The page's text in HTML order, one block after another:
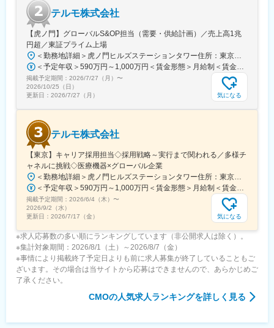
■仕事の魅力：
治療部位や手順に合わせて多様な製品を展開する中で、患者さん
には治療効果とQOLの向上を、ドクターには手技において最大限
のパフォーマンスを発揮できる製品を提供することを目指してい
ます。中でもMRは製品情報提供のみならず、販売した医療機器が
安全に使用されるために研修会を開催しり、使用にあたってのト
レーニングの機会を提供するなど重要な役割を担っているため、
やりがいを感じられます。
テルモ株式会社
【虎ノ門】グローバルS&OP担当（需要・供給計画）／売上高1兆
円超／東証プライム上場
＜勤務地詳細＞虎ノ門ヒルズステーションタワー住所：東京都港区虎ノ門２丁目６－１ 虎ノ門ヒルズ ステーションタワー 受動喫煙対策：敷地内喫煙可能場所あり変更の範囲：会社の定める事業所
＜予定年収＞590万円～1,000万円＜賃金形態＞月給制＜賃金内訳＞月額（基本給）：279,000円～534,000円＜月給＞279,000円～534,000円＜昇給有無＞有＜残業手当＞有＜給与補足＞※上記年収はあくまでも目安の金額であり、選考を通じて経験、能力等を考慮し同社規定により決定します。■賞与あり（年2回）■昇給・昇格あり（年1回）■職位：一般職～主任職賃金はあくまでも目安の金額であり、選考を通じて上下する可能性があります。月給(月額)は固定手当を含めた表記です。
掲載予定期間： 2026/7/27（月） 〜
2026/10/25（日）
更新日： 2026/7/27（月） 気になる
テルモ株式会社
【東京】キャリア採用担当◇採用戦略～実行まで関われる／多様チ
ャネルに挑戦◇医療機器×グローバル企業
＜勤務地詳細＞虎ノ門ヒルズステーションタワー住所：東京都港区虎ノ門２丁目６－１ 虎ノ門ヒルズ ステーションタワー 受動喫煙対策：敷地内喫煙可能場所あり変更の範囲：会社の定める事業所
＜予定年収＞590万円～1,000万円＜賃金形態＞月給制＜賃金内訳＞月額（基本給）：279,000円～534,000円＜月給＞279,000円～534,000円＜昇給有無＞有＜残業手当＞有＜給与補足＞※年収はご経験やスキルを考慮し決定いたします。■賞与：年2回■昇給：年1回■職位：一般職～主任職賃金はあくまでも目安の金額であり、選考を通じて上下する可能性があります。月給(月額)は固定手当を含めた表記です。
掲載予定期間： 2026/6/4（木） 〜
2026/9/2（水）
更新日： 2026/7/17（金） 気になる
※求人応募数の多い順にランキングしています（非公開求人は除く）。
※集計対象期間：2026/8/1（土）～2026/8/7（金）
※事情により掲載終了予定日よりも前に求人募集が終了していることもご
ざいます。その場合は当サイトから応募はできませんので、あらかじめご
了承ください。
CMOの人気求人ランキングを詳しく見る